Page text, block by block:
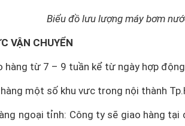
Biểu đồ lưu lượng máy bơm
VẬN CHUYỂN
hàng từ 7 – 9 tuần kể từ ngày hợp
một số khu vưc trong nội thành
ngoại tỉnh: Công ty sẽ giao hàng